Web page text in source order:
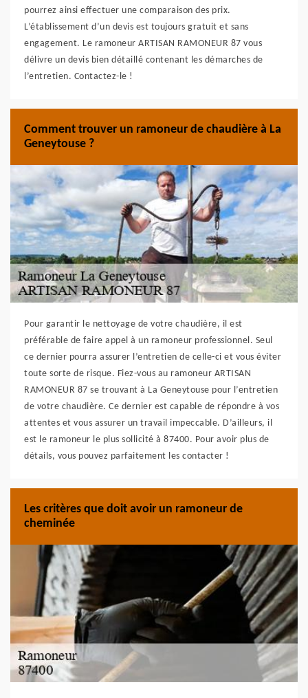
pourrez ainsi effectuer une comparaison des prix.
L’établissement d’un devis est toujours gratuit et sans
engagement. Le ramoneur ARTISAN RAMONEUR 87 vous
délivre un devis bien détaillé contenant les démarches de
l’entretien. Contactez-le !
Comment trouver un ramoneur de chaudière à La
Geneytouse ?
Pour garantir le nettoyage de votre chaudière, il est
préférable de faire appel à un ramoneur professionnel. Seul
ce dernier pourra assurer l’entretien de celle-ci et vous éviter
toute sorte de risque. Fiez-vous au ramoneur ARTISAN
RAMONEUR 87 se trouvant à La Geneytouse pour l’entretien
de votre chaudière. Ce dernier est capable de répondre à vos
attentes et vous assurer un travail impeccable. D’ailleurs, il
est le ramoneur le plus sollicité à 87400. Pour avoir plus de
détails, vous pouvez parfaitement les contacter !
Les critères que doit avoir un ramoneur de
cheminée